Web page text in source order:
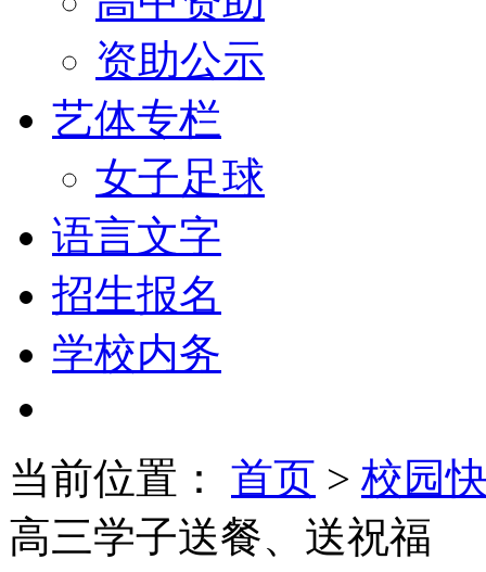
资助公示
艺体专栏
女子足球
语言文字
招生报名
学校内务
当前位置： 首页 > 校园
高三学子送餐、送祝福